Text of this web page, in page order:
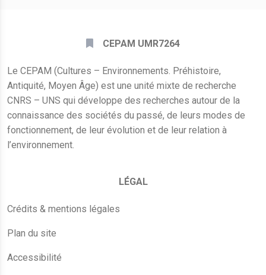
CEPAM UMR7264
Le CEPAM (Cultures – Environnements. Préhistoire,
Antiquité, Moyen Âge) est une unité mixte de recherche
CNRS – UNS qui développe des recherches autour de la
connaissance des sociétés du passé, de leurs modes de
fonctionnement, de leur évolution et de leur relation à
l’environnement.
LÉGAL
Crédits & mentions légales
Plan du site
Accessibilité